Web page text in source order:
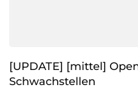
[UPDATE] [mittel]
Schwachstellen